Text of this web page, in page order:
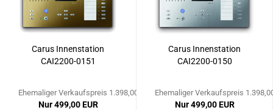
Carus Innenstation
CAI2200-0151
Ehemaliger Verkaufspreis 1.398,00 EUR
Nur 499,00 EUR
Carus Innenstation
CAI2200-0150
Ehemaliger Verkaufspreis
Nur 499,00 EUR